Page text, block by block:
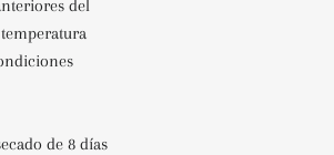
del
de 8 días